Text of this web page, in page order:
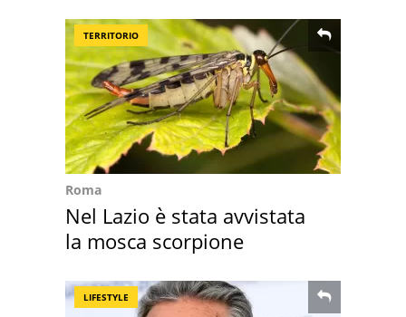
TERRITORIO
Roma
Nel Lazio è stata avvistata
la mosca scorpione
LIFESTYLE